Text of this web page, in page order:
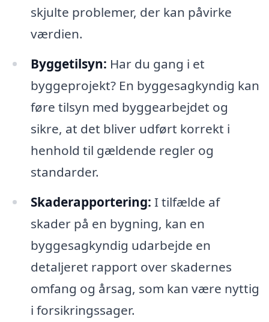
skjulte problemer, der kan påvirke
værdien.
Byggetilsyn: Har du gang i et
byggeprojekt? En byggesagkyndig kan
føre tilsyn med byggearbejdet og
sikre, at det bliver udført korrekt i
henhold til gældende regler og
standarder.
Skaderapportering: I tilfælde af
skader på en bygning, kan en
byggesagkyndig udarbejde en
detaljeret rapport over skadernes
omfang og årsag, som kan være nyttig
i forsikringssager.